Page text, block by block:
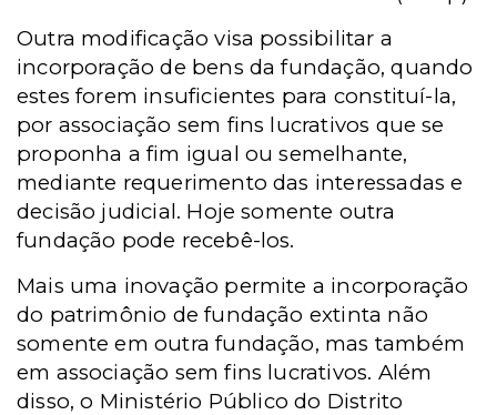
Outra modificação visa possibilitar a
incorporação de bens da fundação, quando
estes forem insuficientes para constituí-la,
por associação sem fins lucrativos que se
proponha a fim igual ou semelhante,
mediante requerimento das interessadas e
decisão judicial. Hoje somente outra
fundação pode recebê-los.
Mais uma inovação permite a incorporação
do patrimônio de fundação extinta não
somente em outra fundação, mas também
em associação sem fins lucrativos. Além
disso, o Ministério Público do Distrito